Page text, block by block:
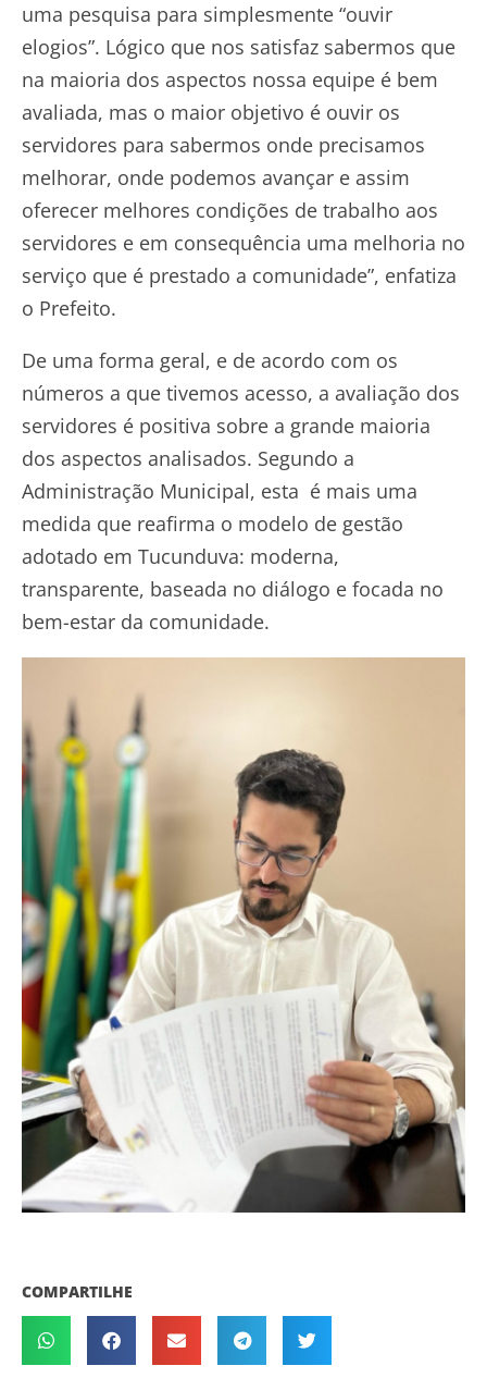
uma pesquisa para simplesmente “ouvir
elogios”. Lógico que nos satisfaz sabermos que
na maioria dos aspectos nossa equipe é bem
avaliada, mas o maior objetivo é ouvir os
servidores para sabermos onde precisamos
melhorar, onde podemos avançar e assim
oferecer melhores condições de trabalho aos
servidores e em consequência uma melhoria no
serviço que é prestado a comunidade”, enfatiza
o Prefeito.
De uma forma geral, e de acordo com os
números a que tivemos acesso, a avaliação dos
servidores é positiva sobre a grande maioria
dos aspectos analisados. Segundo a
Administração Municipal, esta é mais uma
medida que reafirma o modelo de gestão
adotado em Tucunduva: moderna,
transparente, baseada no diálogo e focada no
bem-estar da comunidade.
COMPARTILHE